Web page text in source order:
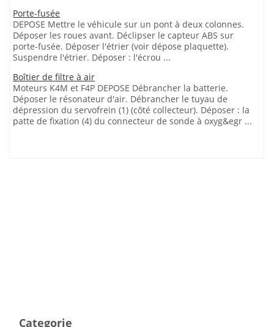
Porte-fusée
DEPOSE Mettre le véhicule sur un pont à deux colonnes.
Déposer les roues avant. Déclipser le capteur ABS sur
porte-fusée. Déposer l'étrier (voir dépose plaquette).
Suspendre l'étrier. Déposer : l'écrou ...
Boîtier de filtre à air
Moteurs K4M et F4P DEPOSE Débrancher la batterie.
Déposer le résonateur d'air. Débrancher le tuyau de
dépression du servofrein (1) (côté collecteur). Déposer : la
patte de fixation (4) du connecteur de sonde à oxyg&egr ...
Categorie